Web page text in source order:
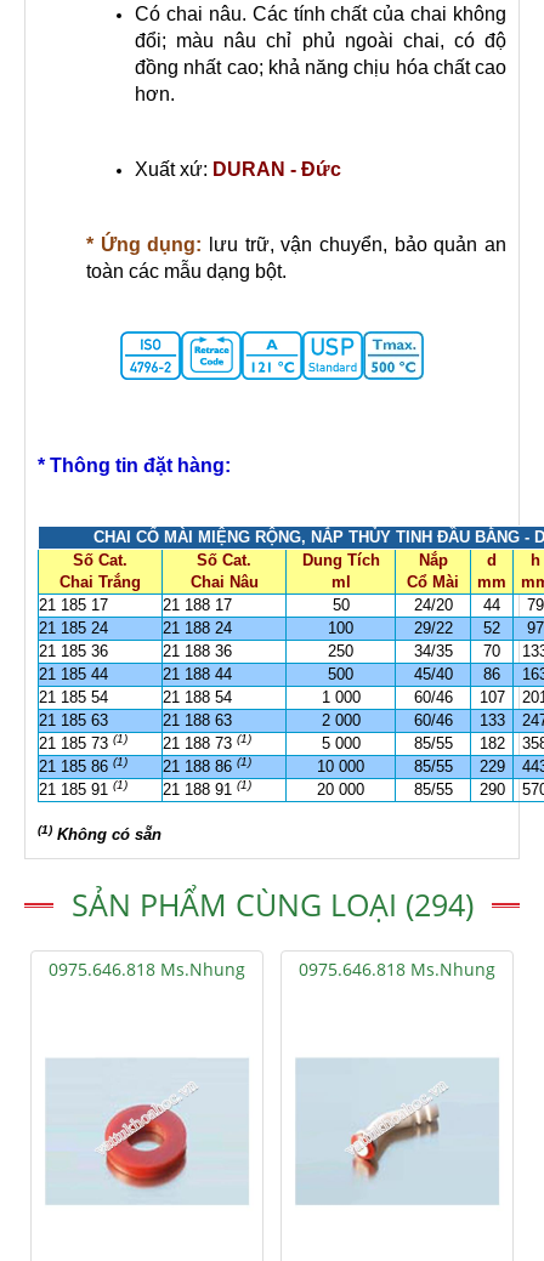
Có chai nâu. Các tính chất của chai không
đổi; màu nâu chỉ phủ ngoài chai, có độ
đồng nhất cao; khả năng chịu hóa chất cao
hơn.
Xuất xứ: DURAN - Đức
* Ứng dụng: lưu trữ, vận chuyển, bảo quản an
toàn các mẫu dạng bột.
* Thông tin đặt hàng:
CHAI CỔ MÀI MIỆNG RỘNG, NẮP THỦY TINH ĐẦU BẰNG -
Số Cat.
Chai Trắng
Số Cat.
Chai Nâu
Dung Tích
ml
Nắp
Cổ Mài
d
mm
h
21 185 17
21 188 17 50 24/20 44
79
21 185 24
21 188 24 100 29/22 52
97
21 185 36
21 188 36 250 34/35 70
21 185 44
21 188 44 500 45/40 86
21 185 54
21 188 54 1 000 60/46 107
21 185 63
21 188 63 2 000 60/46 133
21 185 73 (1) 21 188 73 (1) 5 000 85/55 182
21 185 86 (1) 21 188 86 (1) 10 000 85/55 229
21 185 91 (1) 21 188 91 (1) 20 000 85/55 290
(1) Không có sẵn
SẢN PHẨM CÙNG LOẠI (294)
0975.646.818 Ms.Nhung 0975.646.818 Ms.Nhung